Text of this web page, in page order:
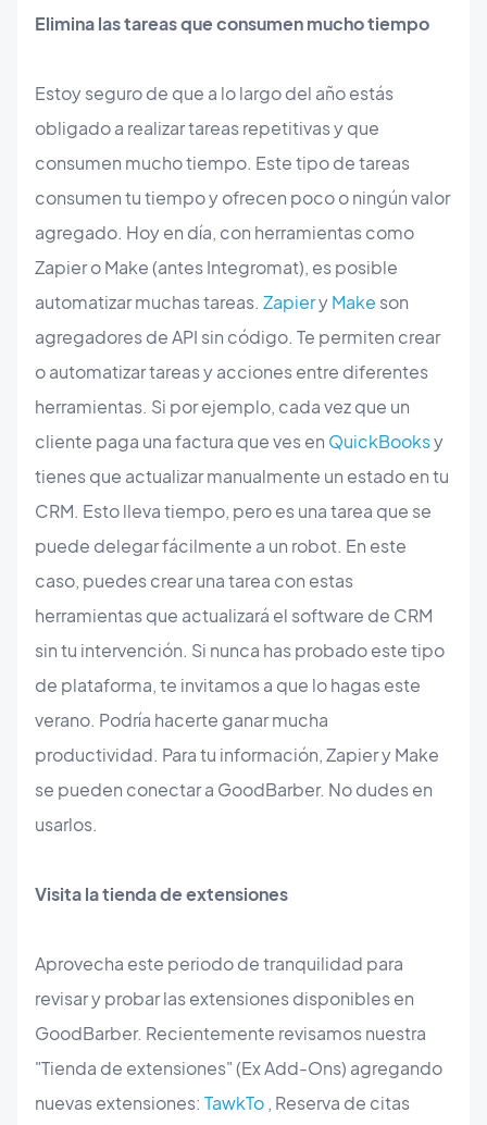
Elimina las tareas que consumen mucho tiempo
Estoy seguro de que a lo largo del año estás
obligado a realizar tareas repetitivas y que
consumen mucho tiempo. Este tipo de tareas
consumen tu tiempo y ofrecen poco o ningún valor
agregado. Hoy en día, con herramientas como
Zapier o Make (antes Integromat), es posible
automatizar muchas tareas. ZapieryMake son
agregadores de API sin código. Te permiten crear
o automatizar tareas y acciones entre diferentes
herramientas. Si por ejemplo, cada vez que un
cliente paga una factura que ves en QuickBooksy
tienes que actualizar manualmente un estado en tu
CRM. Esto lleva tiempo, pero es una tarea que se
puede delegar fácilmente a un robot. En este
caso, puedes crear una tarea con estas
herramientas que actualizará el software de CRM
sin tu intervención. Si nunca has probado este tipo
de plataforma, te invitamos a que lo hagas este
verano. Podría hacerte ganar mucha
productividad. Para tu información, Zapier y Make
se pueden conectar a GoodBarber. No dudes en
usarlos.
Visita la tienda de extensiones
Aprovecha este periodo de tranquilidad para
revisar y probar las extensiones disponibles en
GoodBarber. Recientemente revisamos nuestra
"Tienda de extensiones" (Ex Add-Ons) agregando
nuevas extensiones: TawkTo, Reserva de citas